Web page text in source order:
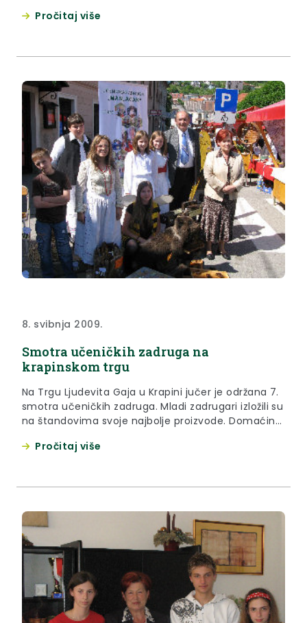
razvojne agencije kao katalizatori regionalnog
Pročitaj više
8. svibnja 2009.
Smotra učeničkih zadruga na
krapinskom trgu
Na Trgu Ljudevita Gaja u Krapini jučer je održana 7.
smotra učeničkih zadruga. Mladi zadrugari izložili su
na štandovima svoje najbolje proizvode. Domaćin
škola Augusta Cesarca Krapina.
Pročitaj više